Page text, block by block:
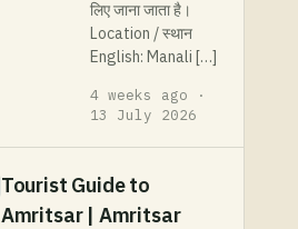
लिए जाना जाता है।
Location / स्थान
English: Manali […]
4 weeks ago ·
13 July 2026
Tourist Guide to
Amritsar | Amritsar